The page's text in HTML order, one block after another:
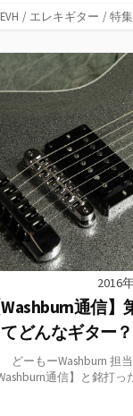
リ
EVH / エレキギター / 特集
2016
Washburn通信
どんなギター？
どーもーWashburn 担
Washburn通信】と銘打